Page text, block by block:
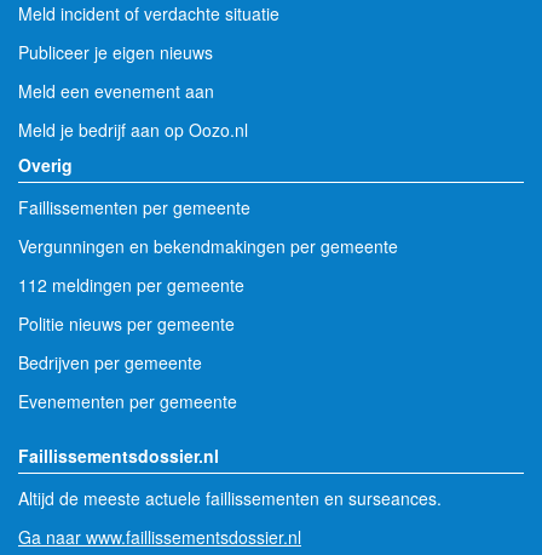
Meld incident of verdachte situatie
Publiceer je eigen nieuws
Meld een evenement aan
Meld je bedrijf aan op Oozo.nl
Overig
Faillissementen per gemeente
Vergunningen en bekendmakingen per gemeente
112 meldingen per gemeente
Politie nieuws per gemeente
Bedrijven per gemeente
Evenementen per gemeente
Faillissementsdossier.nl
Altijd de meeste actuele faillissementen en surseances.
Ga naar www.faillissementsdossier.nl